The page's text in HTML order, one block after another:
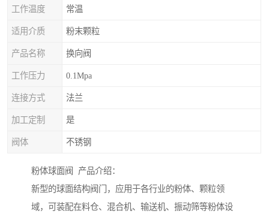
工作温度 常温
适用介质 粉末颗粒
产品名称 换向阀
工作压力 0.1Mpa
连接方式 法兰
加工定制 是
阀体 不锈钢
粉体球面阀 产品介绍：
新型的球面结构阀门，应用于各行业的粉体、颗粒领
域，可装配在料仓、混合机、输送机、振动筛等粉体设